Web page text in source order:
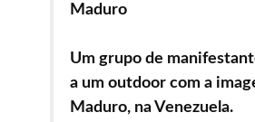
Maduro
Um grupo de
a um outdoor com a
Maduro, na Venezuela.